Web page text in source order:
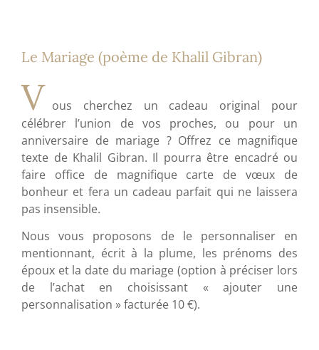
Le Mariage (poème de Khalil Gibran)
V ous cherchez un cadeau original pour
célébrer l’union de vos proches, ou pour un
anniversaire de mariage ? Offrez ce magnifique
texte de Khalil Gibran. Il pourra être encadré ou
faire office de magnifique carte de vœux de
bonheur et fera un cadeau parfait qui ne laissera
pas insensible.
Nous vous proposons de le personnaliser en
mentionnant, écrit à la plume, les prénoms des
époux et la date du mariage (option à préciser lors
de l’achat en choisissant « ajouter une
personnalisation » facturée 10 €).